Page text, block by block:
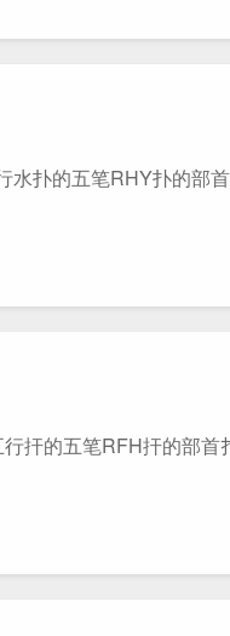
扑的五笔RHY扑的部
扞的五笔RFH扞的部首